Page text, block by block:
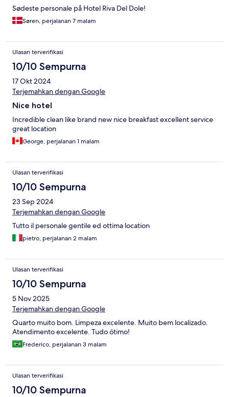
Sødeste personale på Hotel Riva Del Dole!
Søren, perjalanan 7 malam
Ulasan terverifikasi
10/10 Sempurna
17 Okt 2024
Terjemahkan dengan Google
Nice hotel
Incredible clean like brand new nice breakfast excellent service
great location
George, perjalanan 1 malam
Ulasan terverifikasi
10/10 Sempurna
23 Sep 2024
Terjemahkan dengan Google
Tutto il personale gentile ed ottima location
pietro, perjalanan 2 malam
Ulasan terverifikasi
10/10 Sempurna
5 Nov 2025
Terjemahkan dengan Google
Quarto muito bom. Limpeza excelente. Muito bem localizado.
Atendimento excelente. Tudo ótimo!
Frederico, perjalanan 3 malam
Ulasan terverifikasi
10/10 Sempurna